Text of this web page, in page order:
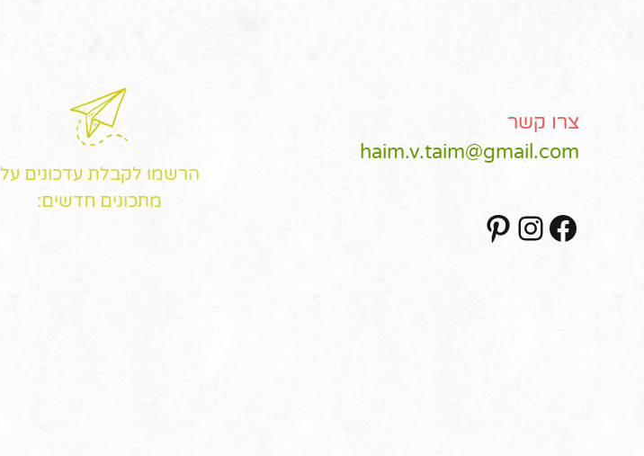
צרו קשר
haim.v.taim@gmail.com
Facebook
Instagram
הרשמו לקבלת עדכונים על
מתכונים חדשים: